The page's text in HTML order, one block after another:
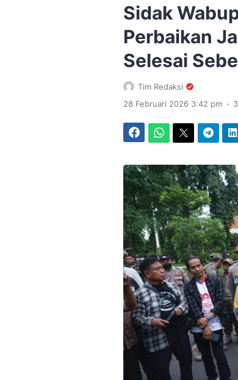
Sidak
Perbaikan
Selesai
Tim Redaksi
28 Februari 2026 3:42 pm .